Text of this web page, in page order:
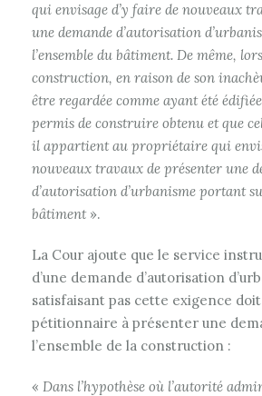
qui envisage d’y faire de nouveaux
une demande d’autorisation
l’ensemble du bâtiment. De même,
construction, en raison de son
être regardée comme ayant été
permis de construire obtenu et que
il appartient au propriétaire qui
nouveaux travaux de présenter une
d’autorisation d’urbanisme portant
bâtiment».
La Cour ajoute que le service
d’une demande d’autorisation
satisfaisant pas cette exigence
pétitionnaire à présenter une
l’ensemble de la construction :
« Dans l’hypothèse où l’autorité